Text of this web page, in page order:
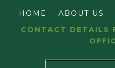
HOME ABOUT US
CONTACT DETAILS